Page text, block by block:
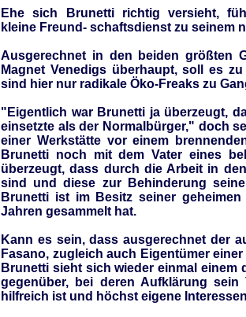
Ehe sich Brunetti richtig versieht,
kleine Freund- schaftsdienst zu seinem
Ausgerechnet in den beiden größten
Magnet Venedigs überhaupt, soll es
sind hier nur radikale Öko-Freaks zu
"Eigentlich war Brunetti ja überzeugt,
einsetzte als der Normalbürger," doch
einer Werkstätte vor einem
Brunetti noch mit dem Vater eines
überzeugt, dass durch die Arbeit in
sind und diese zur Behinderung
Brunetti ist im Besitz seiner
Jahren gesammelt hat.
Kann es sein, dass ausgerechnet der
Fasano, zugleich auch Eigentümer
Brunetti sieht sich wieder einmal
gegenüber, bei deren Aufklärung
hilfreich ist und höchst eigene